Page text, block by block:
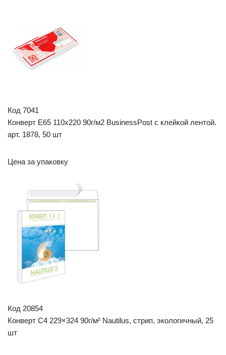
Код 7041
Конверт Е65 110х220 90г/м2 BusinessPost с клейкой лентой.
арт. 1878, 50 шт
Цена за упаковку
Код 20854
Конверт С4 229×324 90г/м² Nautilus, стрип, экологичный, 25
шт